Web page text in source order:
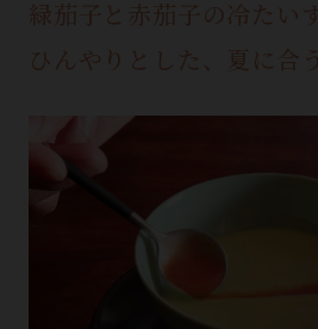
緑茄子と赤茄子の冷たい
ひんやりとした、夏に合